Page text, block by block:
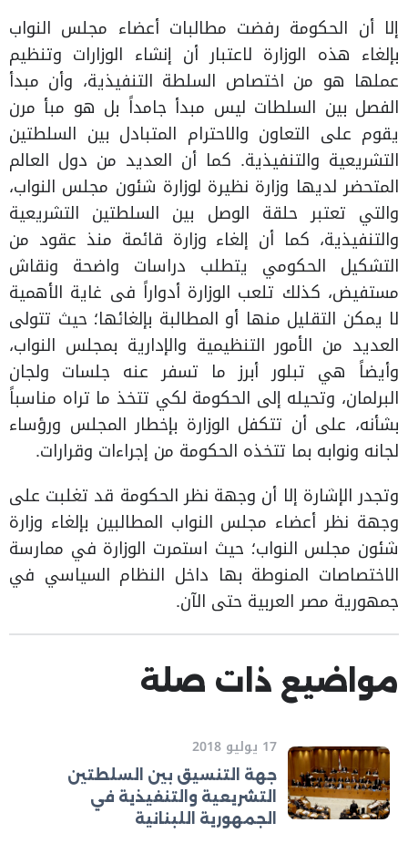
إلا أن الحكومة رفضت مطالبات أعضاء مجلس النواب
بإلغاء هذه الوزارة لاعتبار أن إنشاء الوزارات وتنظيم
عملها هو من اختصاص السلطة التنفيذية، وأن مبدأ
الفصل بين السلطات ليس مبدأ جامداً بل هو مبأ مرن
يقوم على التعاون والاحترام المتبادل بين السلطتين
التشريعية والتنفيذية. كما أن العديد من دول العالم
المتحضر لديها وزارة نظيرة لوزارة شئون مجلس النواب،
والتي تعتبر حلقة الوصل بين السلطتين التشريعية
والتنفيذية، كما أن إلغاء وزارة قائمة منذ عقود من
التشكيل الحكومي يتطلب دراسات واضحة ونقاش
مستفيض، كذلك تلعب الوزارة أدواراً فى غاية الأهمية
لا يمكن التقليل منها أو المطالبة بإلغائها؛ حيث تتولى
العديد من الأمور التنظيمية والإدارية بمجلس النواب،
وأيضاً هي تبلور أبرز ما تسفر عنه جلسات ولجان
البرلمان، وتحيله إلى الحكومة لكي تتخذ ما تراه مناسباً
بشأنه، على أن تتكفل الوزارة بإخطار المجلس ورؤساء
لجانه ونوابه بما تتخذه الحكومة من إجراءات وقرارات.
وتجدر الإشارة إلا أن وجهة نظر الحكومة قد تغلبت على
وجهة نظر أعضاء مجلس النواب المطالبين بإلغاء وزارة
شئون مجلس النواب؛ حيث استمرت الوزارة في ممارسة
الاختصاصات المنوطة بها داخل النظام السياسي في
جمهورية مصر العربية حتى الآن.
مواضيع ذات صلة
17 يوليو 2018
جهة التنسيق بين السلطتين
التشريعية والتنفيذية في
الجمهورية اللبنانية